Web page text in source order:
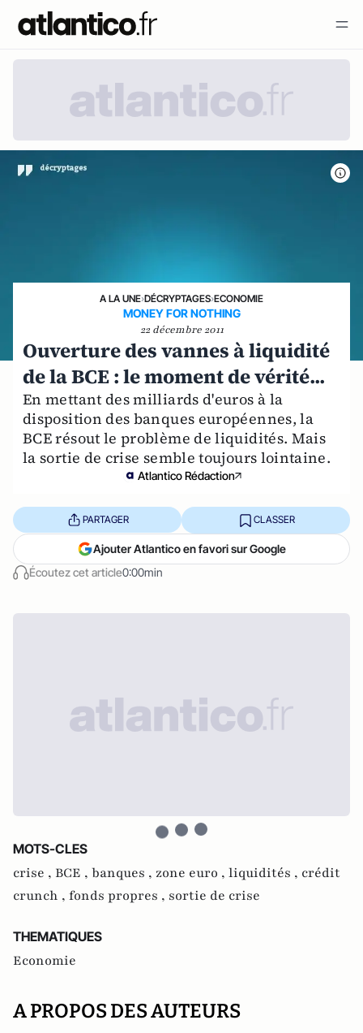
A LA UNE›DÉCRYPTAGES›ECONOMIE
MONEY FOR NOTHING
22 décembre 2011
Ouverture des vannes à liquidité
de la BCE : le moment de vérité...
En mettant des milliards d'euros à la
disposition des banques européennes, la
BCE résout le problème de liquidités. Mais
la sortie de crise semble toujours lointaine.
Atlantico Rédaction
Écoutez cet article0:00min
PARTAGER CLASSER
Ajouter Atlantico en favori sur Google
MOTS-CLES
crise , BCE , banques , zone euro , liquidités , crédit
crunch , fonds propres , sortie de crise
THEMATIQUES
Economie
A PROPOS DES AUTEURS